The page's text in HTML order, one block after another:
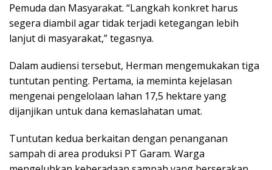
Pemuda dan Masyarakat. “Langkah konkret harus
segera diambil agar tidak terjadi ketegangan lebih
lanjut di masyarakat,” tegasnya.
Dalam audiensi tersebut, Herman mengemukakan tiga
tuntutan penting. Pertama, ia meminta kejelasan
mengenai pengelolaan lahan 17,5 hektare yang
dijanjikan untuk dana kemaslahatan umat.
Tuntutan kedua berkaitan dengan penanganan
sampah di area produksi PT Garam. Warga